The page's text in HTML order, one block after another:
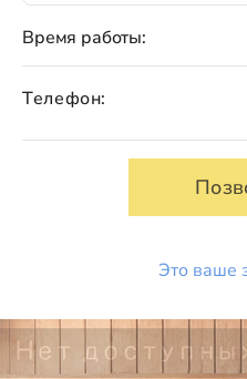
Время работы:
Телефон:
Это ваше